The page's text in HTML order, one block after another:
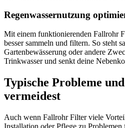
Regenwassernutzung
Mit einem funktionierenden Fallrohr
besser sammeln und filtern. So steht
Gartenbewässerung oder andere
Trinkwasser und senkt deine
Typische Probleme
vermeidest
Auch wenn Fallrohr Filter viele